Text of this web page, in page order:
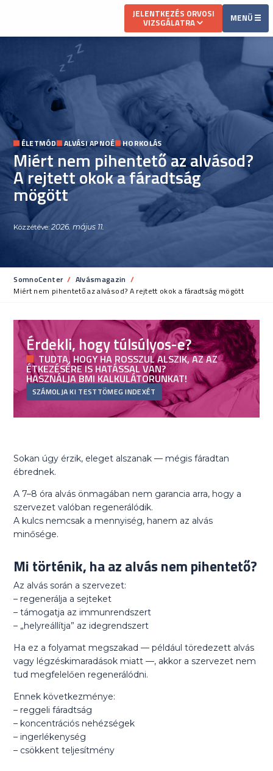
JELENTKEZÉS ORVOSI
VIZSGÁLATRA MENÜ
ÉLETMÓD ALVÁSI APNOÉ HORKOLÁS
Miért nem pihentető az alvásod?
A rejtett okok a fáradtság
mögött
Közzétéve:2026. május 11.
SomnoCenter
Alvásmagazin
Current:
Miért nem pihentető az alvásod? A rejtett okok a fáradtság mögött
Érdekli, hogy túlsúlyos-e?
TUDTA, HOGY HA ROSSZUL ALSZIK, AZ AZ
ÉTKEZÉSÉRE IS HATÁSSAL VAN?
HASZNÁLJA BMI KALKULÁTORUNKAT!
SZÁMOLJA KI TESTTÖMEG INDEXÉT
Sokan úgy érzik, eleget alszanak — mégis fáradtan
ébrednek.
A 7–8 óra alvás önmagában nem garancia arra, hogy a
szervezet valóban regenerálódik.
A kulcs nemcsak a mennyiség, hanem az alvás
minősége.
Mi történik, ha az alvás nem pihentető?
Az alvás során a szervezet:
– regenerálja a sejteket
– támogatja az immunrendszert
– „helyreállítja” az idegrendszert
Ha ez a folyamat megszakad — például töredezett alvás
vagy légzéskimaradások miatt —, akkor a szervezet nem
tud megfelelően regenerálódni.
Ennek következménye:
– reggeli fáradtság
– koncentrációs nehézségek
– ingerlékenység
– csökkent teljesítmény